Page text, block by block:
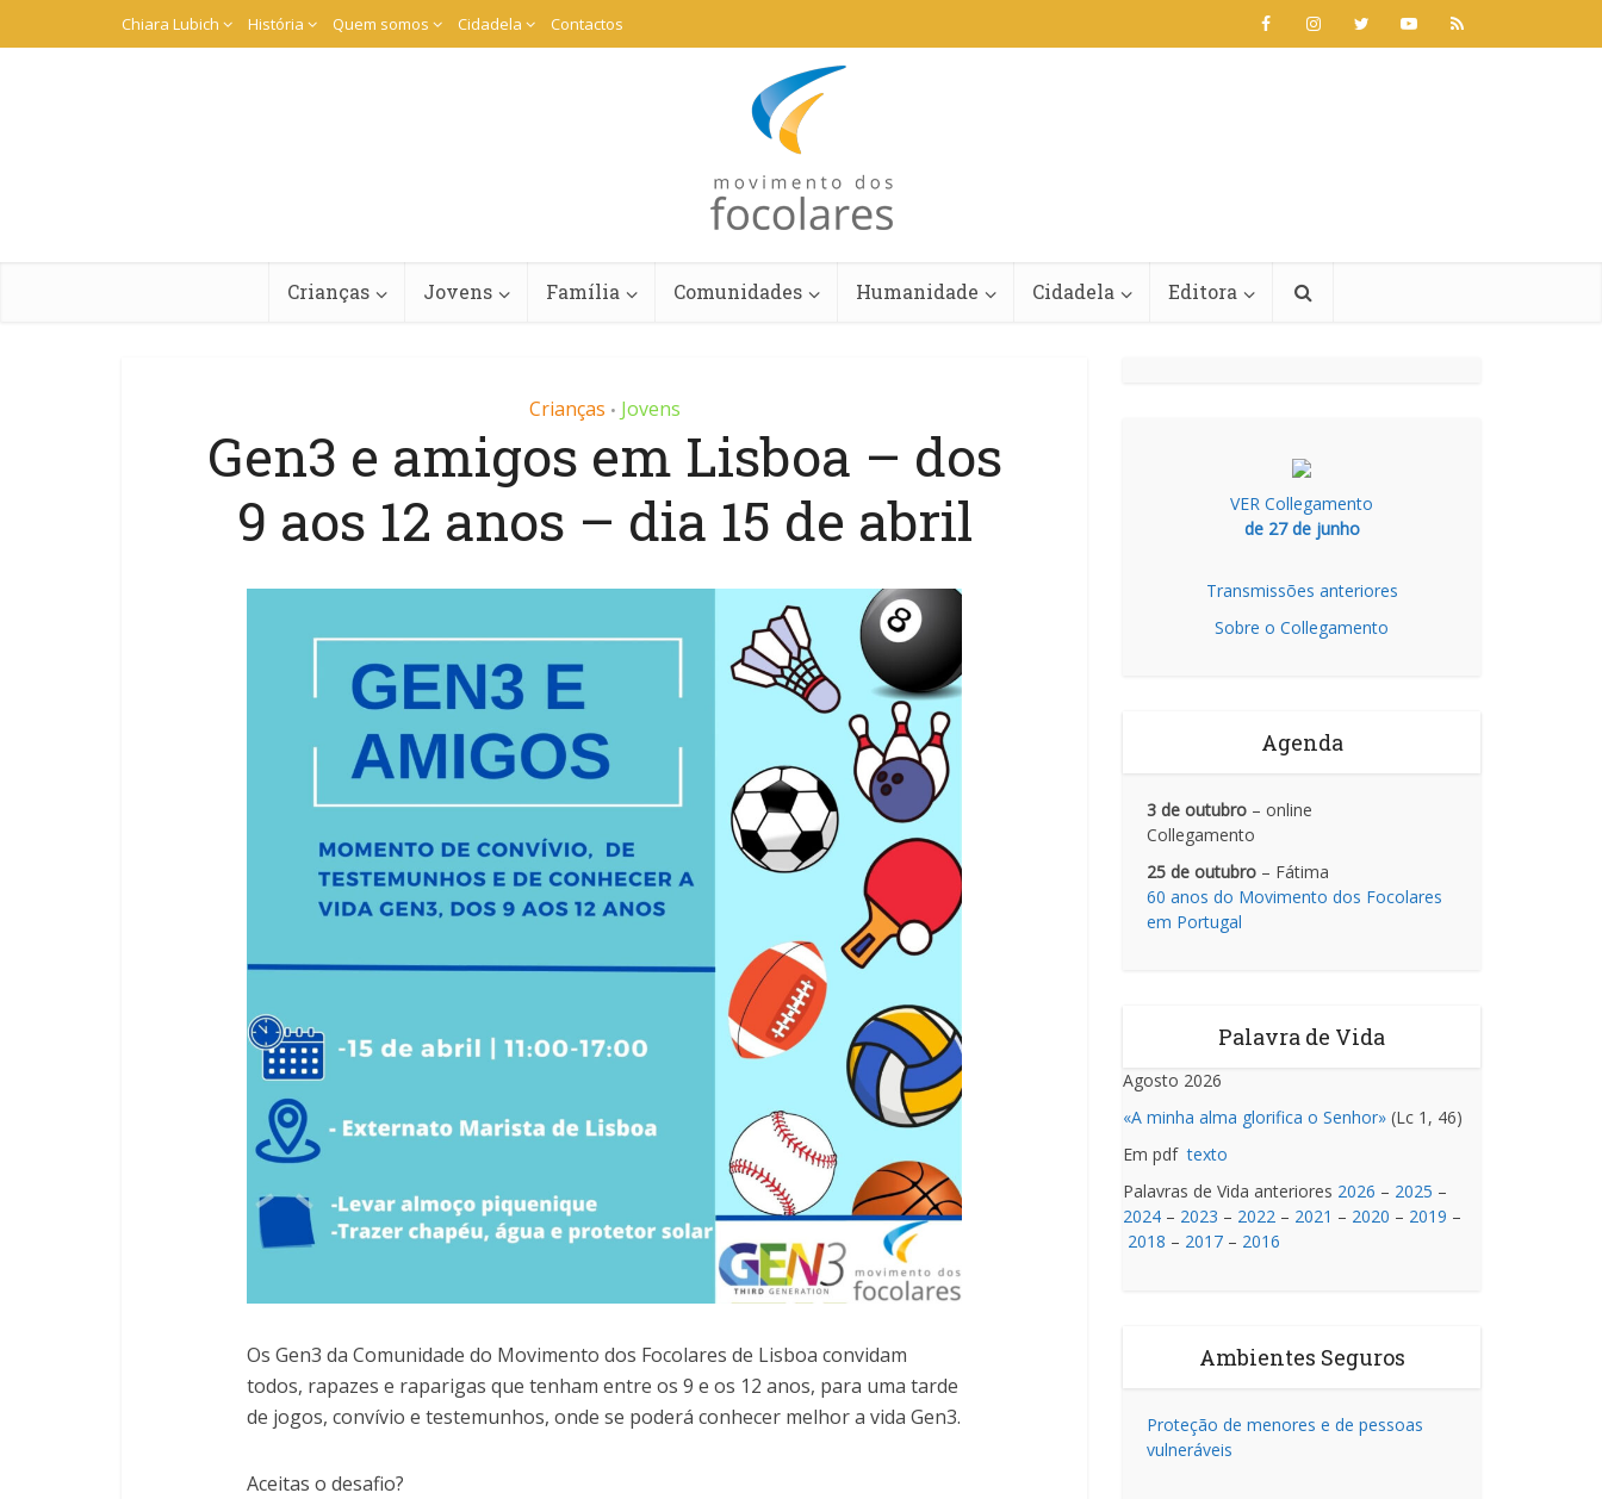
Chiara Lubich História Quem somos Cidadela Contactos
Crianças Jovens Família Comunidades Humanidade Cidadela Editora
Crianças • Jovens
Gen3 e amigos em Lisboa – dos
9 aos 12 anos – dia 15 de abril
Os Gen3 da Comunidade do Movimento dos Focolares de Lisboa convidam
todos, rapazes e raparigas que tenham entre os 9 e os 12 anos, para uma tarde
de jogos, convívio e testemunhos, onde se poderá conhecer melhor a vida Gen3.
Aceitas o desafio?
VER Collegamento
de 27 de junho
Transmissões anteriores
Sobre o Collegamento
Agenda
3 de outubro – online
Collegamento
25 de outubro – Fátima
60 anos do Movimento dos Focolares
em Portugal
Palavra de Vida
Agosto 2026
«A minha alma glorifica o Senhor» (Lc 1, 46)
Em pdftexto
Palavras de Vida anteriores 2026 – 2025 –
2024 – 2023 – 2022 – 2021 – 2020 – 2019 –
2018 – 2017 – 2016
Ambientes Seguros
Proteção de menores e de pessoas
vulneráveis